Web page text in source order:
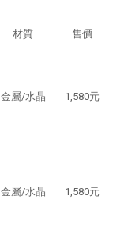
材質 售價
金屬/水晶 1,580元
金屬/水晶 1,580元